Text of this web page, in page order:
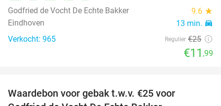
Godfried de Vocht De Echte Bakker
9.6 star
Eindhoven 13 min. directions_car
Verkocht: 965 Regulier €25
€11 ,99
Waardebon voor gebak t.w.v. €25 voor